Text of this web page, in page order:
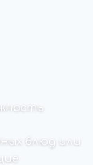
блюд или